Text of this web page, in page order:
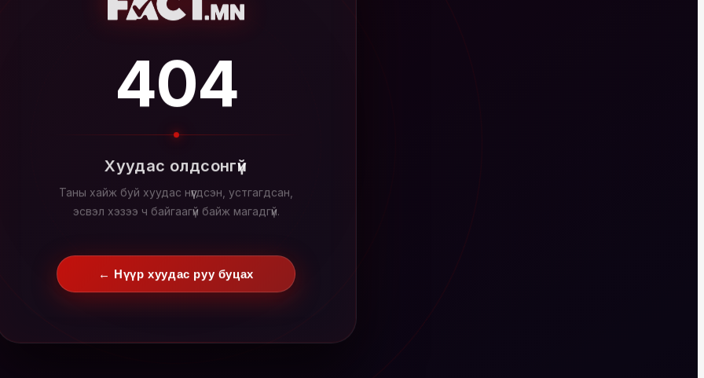
404
Хуудас олдсонгүй
Таны хайж буй хуудас нүүгдсэн, устгагдсан,
эсвэл хэзээ ч байгаагүй байж магадгүй.
← Нүүр хуудас руу буцах